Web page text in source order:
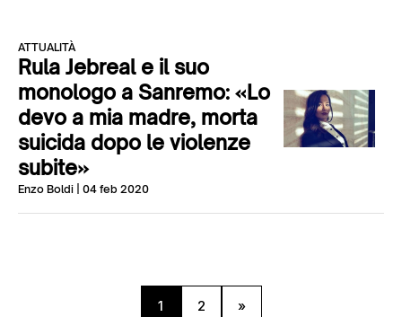
ATTUALITÀ
Rula Jebreal e il suo
monologo a Sanremo: «Lo
devo a mia madre, morta
suicida dopo le violenze
subite»
Enzo Boldi | 04 feb 2020
1 2 »